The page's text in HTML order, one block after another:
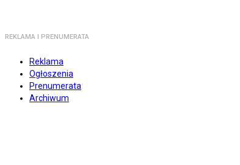
REKLAMA I PRENUMERATA
Reklama
Ogłoszenia
Prenumerata
Archiwum